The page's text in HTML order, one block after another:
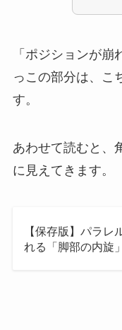
「ポジションが
っこの部分は、こ
す。
あわせて読むと、
に見えてきます。
【保存版】パラ
れる「脚部の内旋